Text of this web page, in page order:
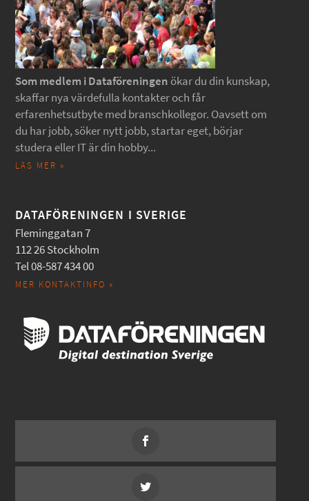
Som medlem i Dataföreningen ökar du din kunskap,
skaffar nya värdefulla kontakter och får
erfarenhetsutbyte med branschkollegor. Oavsett om
du har jobb, söker nytt jobb, startar eget, börjar
studera eller IT är din hobby...
LÄS MER »
DATAFÖRENINGEN I SVERIGE
Fleminggatan 7
112 26 Stockholm
Tel 08-587 434 00
MER KONTAKTINFO »